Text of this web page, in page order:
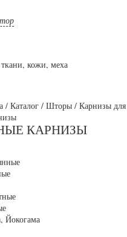
/ Каталог / Шторы / Карнизы
КАРНИЗЫ
Йокогама